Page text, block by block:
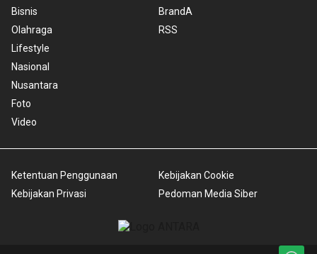
Bisnis
Olahraga
Lifestyle
Nasional
Nusantara
Foto
Video
BrandA
RSS
Ketentuan Penggunaan
Kebijakan Privasi
Kebijakan Cookie
Pedoman Media Siber